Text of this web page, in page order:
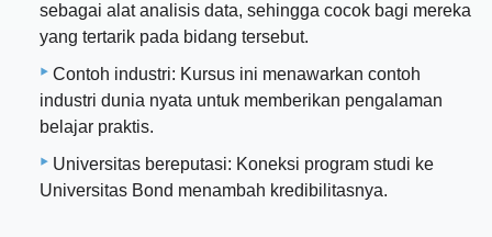
sebagai alat analisis data, sehingga cocok bagi mereka
yang tertarik pada bidang tersebut.
Contoh industri: Kursus ini menawarkan contoh
industri dunia nyata untuk memberikan pengalaman
belajar praktis.
Universitas bereputasi: Koneksi program studi ke
Universitas Bond menambah kredibilitasnya.